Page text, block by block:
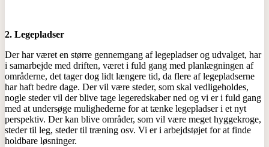
2. Legepladser
Der har været en større gennemgang af legepladser og udvalget, har
i samarbejde med driften, været i fuld gang med planlægningen af
områderne, det tager dog lidt længere tid, da flere af legepladserne
har haft bedre dage. Der vil være steder, som skal vedligeholdes,
nogle steder vil der blive tage legeredskaber ned og vi er i fuld gang
med at undersøge mulighederne for at tænke legepladser i et nyt
perspektiv. Der kan blive områder, som vil være meget hyggekroge,
steder til leg, steder til træning osv. Vi er i arbejdstøjet for at finde
holdbare løsninger.